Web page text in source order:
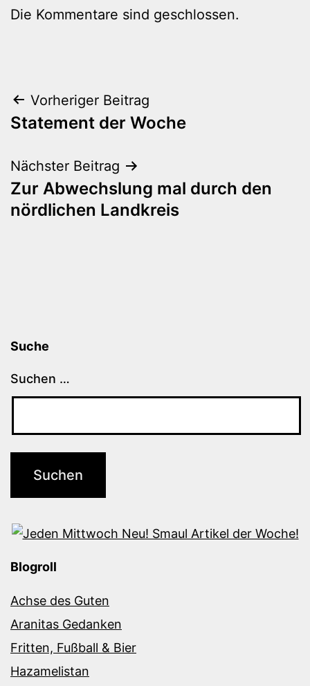
Die Kommentare sind geschlossen.
Beitragsnavigation
Vorheriger Beitrag
Statement der Woche
Nächster Beitrag
Zur Abwechslung mal durch den
nördlichen Landkreis
Suche
Suchen …
Blogroll
Achse des Guten
Aranitas Gedanken
Fritten, Fußball & Bier
Hazamelistan